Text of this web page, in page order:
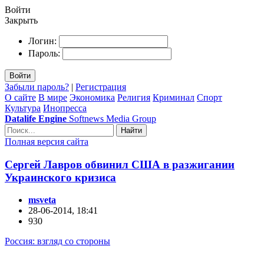
Войти
Закрыть
Логин:
Пароль:
Войти
Забыли пароль? | Регистрация
О сайте В мире Экономика Религия Криминал Спорт
Культура Инопресса
Datalife Engine Softnews Media Group
Найти
Полная версия сайта
Сергей Лавров обвинил США в разжигании
Украинского кризиса
msveta
28-06-2014, 18:41
930
Россия: взгляд со стороны